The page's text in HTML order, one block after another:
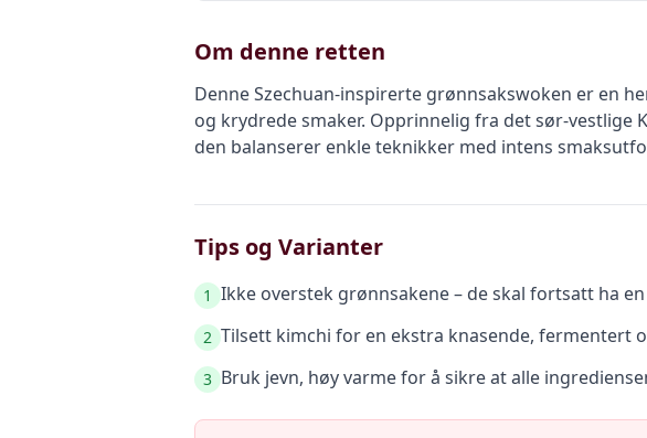
Om denne retten
Denne Szechuan-inspirerte grønnsakswoken er en
og krydrede smaker. Opprinnelig fra det sør-
den balanserer enkle teknikker med intens
Tips og Varianter
1 Ikke overstek grønnsakene – de skal fortsatt ha
2 Tilsett kimchi for en ekstra knasende, fermentert
3 Bruk jevn, høy varme for å sikre at alle